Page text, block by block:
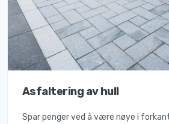
Asfaltering av hull
Spar penger ved å være nøye i